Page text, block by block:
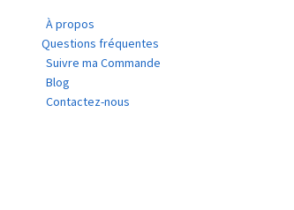
À propos
Questions fréquentes
Suivre ma Commande
Blog
Contactez-nous